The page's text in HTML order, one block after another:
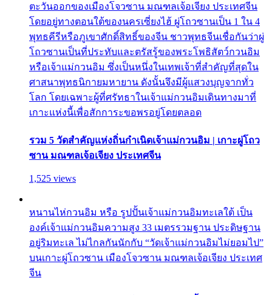
ตะวันออกของเมืองโจวซาน มณฑลเจ้อเจียง ประเทศจีน
โดยอยู่ทางตอนใต้ของนครเซี่ยงไฮ้ ผู่โถวซานเป็น 1 ใน 4
พุทธคีรีหรือภูเขาศักดิ์สิทธิ์ของจีน ชาวพุทธจีนเชื่อกันว่าผู่
โถวซานเป็นที่ประทับและตรัสรู้ของพระโพธิสัตว์กวนอิม
หรือเจ้าแม่กวนอิม ซึ่งเป็นหนึ่งในเทพเจ้าที่สำคัญที่สุดใน
ศาสนาพุทธนิกายมหายาน ดังนั้นจึงมีผู้แสวงบุญจากทั่ว
โลก โดยเฉพาะผู้ที่ศรัทธาในเจ้าแม่กวนอิมเดินทางมาที่
เกาะแห่งนี้เพื่อสักการะขอพรอยู่โดยตลอด
รวม 5 วัดสำคัญแห่งถิ่นกำเนิดเจ้าแม่กวนอิม | เกาะผู่โถว
ซาน มณฑลเจ้อเจียง ประเทศจีน
1,525 views
หนานไห่กวนอิม หรือ รูปปั้นเจ้าแม่กวนอิมทะเลใต้ เป็น
องค์เจ้าแม่กวนอิมความสูง 33 เมตรรวมฐาน ประดิษฐาน
อยู่ริมทะเล ไม่ไกลกันนักกับ “วัดเจ้าแม่กวนอิมไม่ยอมไป”
บนเกาะผู่โถวซาน เมืองโจวซาน มณฑลเจ้อเจียง ประเทศ
จีน